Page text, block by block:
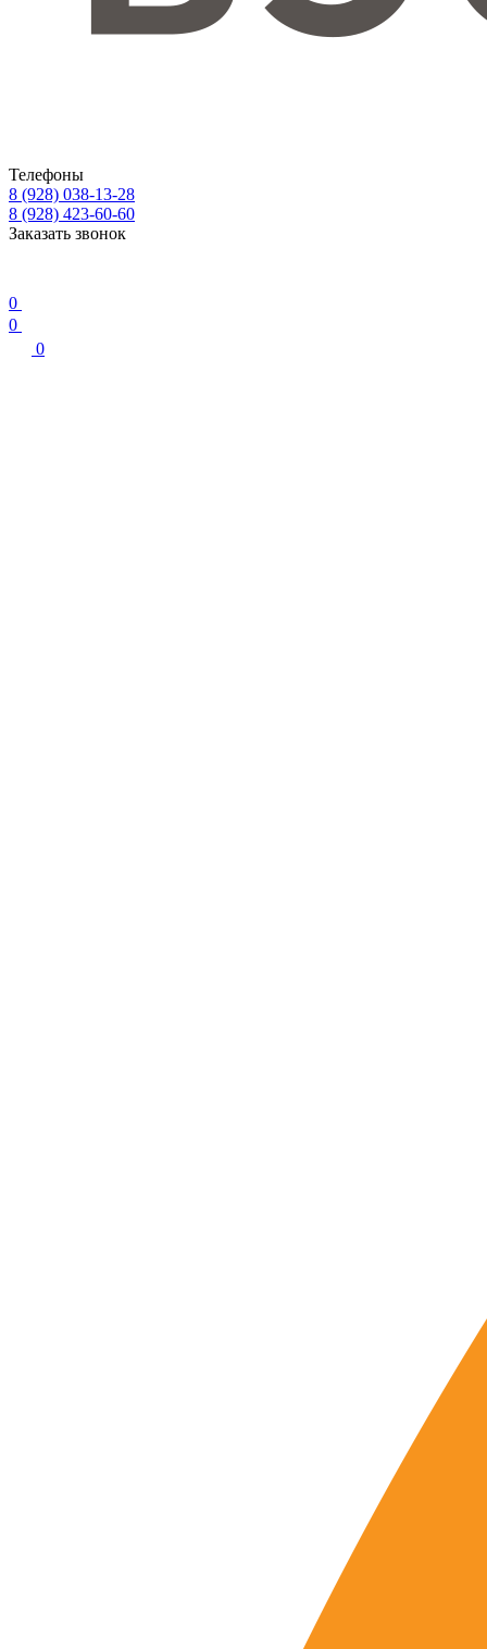
Телефоны
8 (928) 038-13-28
8 (928) 423-60-60
Заказать звонок
0
0
0